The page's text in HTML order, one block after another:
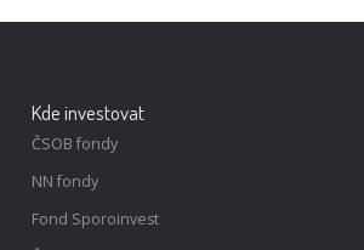
Kde investovat
ČSOB fondy
NN fondy
Fond Sporoinvest